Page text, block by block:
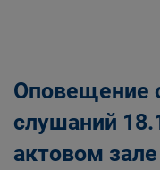
Оповещение
слушаний
актовом